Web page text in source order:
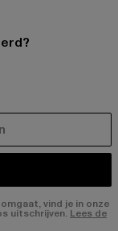
vind je in onze
uitschrijven. Lees de